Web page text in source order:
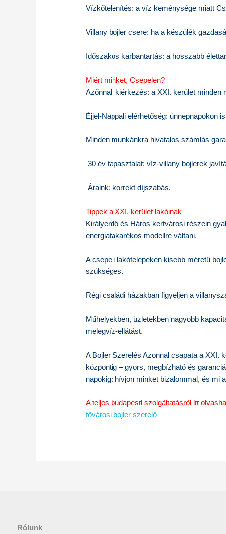
Vízkőtelenítés: a víz keménysége miatt
Villany bojler csere: ha a készülék
Időszakos karbantartás: a hosszabb
Miért minket, Csepelen?
Azőnnali kiérkezés: a XXI. kerület minden
Éjjel-Nappali elérhetőség: ünnepnapokon
Minden munkánkra hivatalos számlás
30 év tapasztalat: víz-villany bojlerek
Áraink: korrekt díjszabás.
Tippek a XXI. kerület lakóinak
Királyerdő és Háros kertvárosi részein
energiatakarékos modellre váltani.
A csepeli lakótelepeken kisebb méretű
szükséges.
Régi családi házakban figyeljen a
Műhelyekben, üzletekben nagyobb
melegvíz-ellátást.
A Bojler Szerelés Azonnal csapata a XXI.
központig – gyors, megbízható és
napokig: hívjon minket bizalommal, és mi
A teljes budapesti szolgáltatásról itt
fővárosi bojler szerelő
Rólunk